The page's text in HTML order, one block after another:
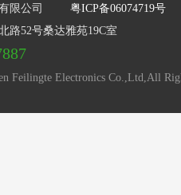
限公司
粤ICP备06074719号
路52号桑达雅苑19C室
Feilingte Electronics Co.,Ltd,All